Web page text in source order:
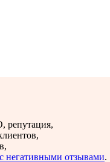
репутация,
негативными отзывами.